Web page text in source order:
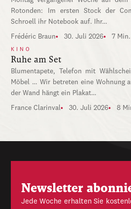
Rotonden: Im ersten Stock der
Schroell ihr Notebook auf. Ihr…
Frédéric Braun 30. Juli 2026 7
KINO
Ruhe am Set
Blumentapete, Telefon mit
Möbel … Wir betreten eine Wohnung
der Wand hängt ein Plakat…
France Clarinval 30. Juli 2026 8
Newsletter
Jede Woche erhalten Sie